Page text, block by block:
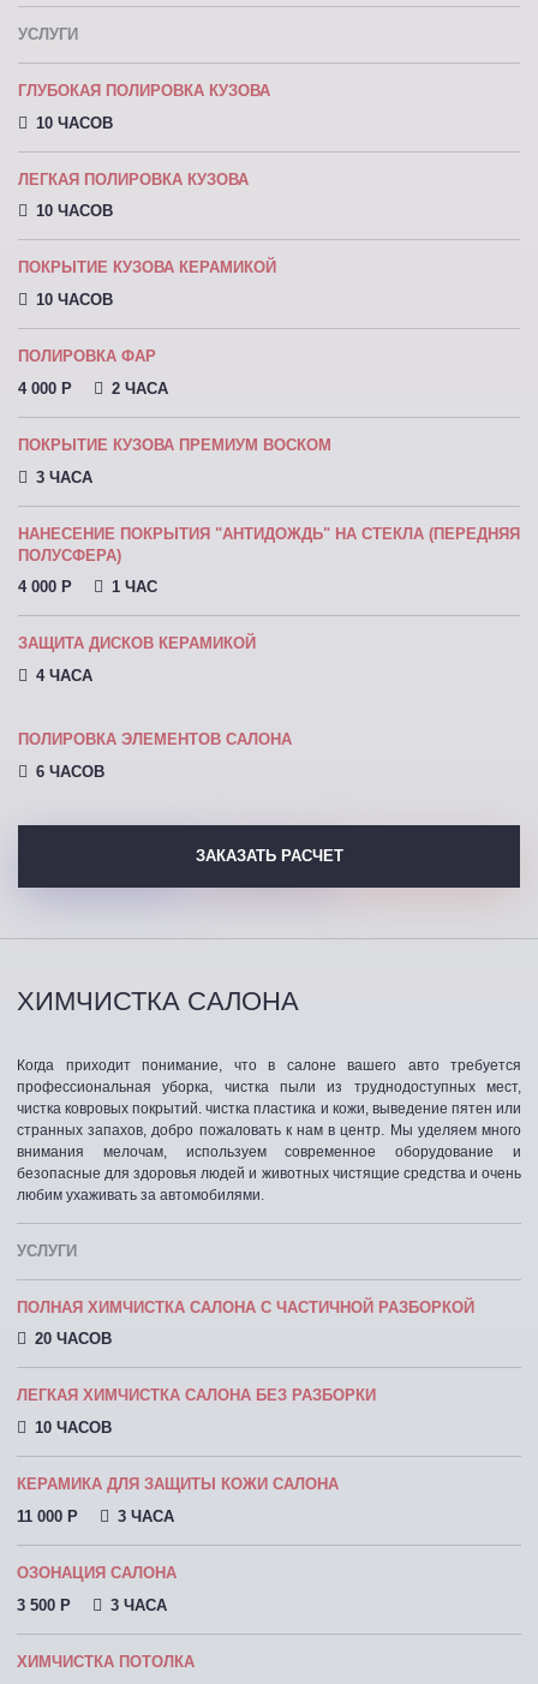
УСЛУГИ
ГЛУБОКАЯ ПОЛИРОВКА КУЗОВА
10 ЧАСОВ
ЛЕГКАЯ ПОЛИРОВКА КУЗОВА
10 ЧАСОВ
ПОКРЫТИЕ КУЗОВА КЕРАМИКОЙ
10 ЧАСОВ
ПОЛИРОВКА ФАР
4 000 P
2 ЧАСА
ПОКРЫТИЕ КУЗОВА ПРЕМИУМ ВОСКОМ
3 ЧАСА
НАНЕСЕНИЕ ПОКРЫТИЯ "АНТИДОЖДЬ" НА СТЕКЛА (ПЕРЕДНЯЯ
ПОЛУСФЕРА)
4 000 P
1 ЧАС
ЗАЩИТА ДИСКОВ КЕРАМИКОЙ
4 ЧАСА
ПОЛИРОВКА ЭЛЕМЕНТОВ САЛОНА
6 ЧАСОВ
ЗАКАЗАТЬ РАСЧЕТ
ХИМЧИСТКА САЛОНА
Когда приходит понимание, что в салоне вашего авто требуется
профессиональная уборка, чистка пыли из труднодоступных мест,
чистка ковровых покрытий. чистка пластика и кожи, выведение пятен или
странных запахов, добро пожаловать к нам в центр. Мы уделяем много
внимания мелочам, используем современное оборудование и
безопасные для здоровья людей и животных чистящие средства и очень
любим ухаживать за автомобилями.
УСЛУГИ
ПОЛНАЯ ХИМЧИСТКА САЛОНА С ЧАСТИЧНОЙ РАЗБОРКОЙ
20 ЧАСОВ
ЛЕГКАЯ ХИМЧИСТКА САЛОНА БЕЗ РАЗБОРКИ
10 ЧАСОВ
КЕРАМИКА ДЛЯ ЗАЩИТЫ КОЖИ САЛОНА
11 000 P
3 ЧАСА
ОЗОНАЦИЯ САЛОНА
3 500 P
3 ЧАСА
ХИМЧИСТКА ПОТОЛКА